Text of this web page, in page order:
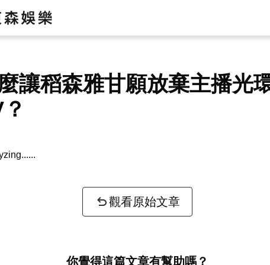
讓稻森雅甘願放棄主播光
觀看原始文章
你覺得這篇文章有幫助嗎？